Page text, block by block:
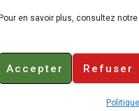
en savoir plus, consultez notre
Accepter Refuser
loops.fr
Le
18h00